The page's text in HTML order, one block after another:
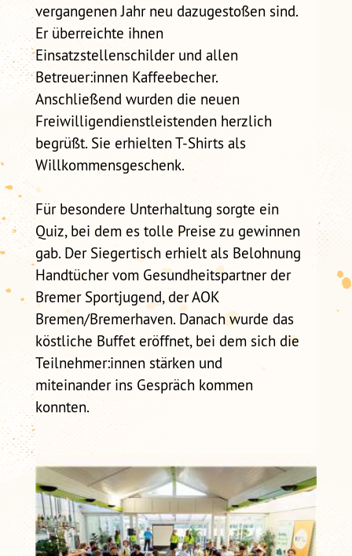
vergangenen Jahr neu dazugestoßen sind.
Er überreichte ihnen
Einsatzstellenschilder und allen
Betreuer:innen Kaffeebecher.
Anschließend wurden die neuen
Freiwilligendienstleistenden herzlich
begrüßt. Sie erhielten T-Shirts als
Willkommensgeschenk.
Für besondere Unterhaltung sorgte ein
Quiz, bei dem es tolle Preise zu gewinnen
gab. Der Siegertisch erhielt als Belohnung
Handtücher vom Gesundheitspartner der
Bremer Sportjugend, der AOK
Bremen/Bremerhaven. Danach wurde das
köstliche Buffet eröffnet, bei dem sich die
Teilnehmer:innen stärken und
miteinander ins Gespräch kommen
konnten.